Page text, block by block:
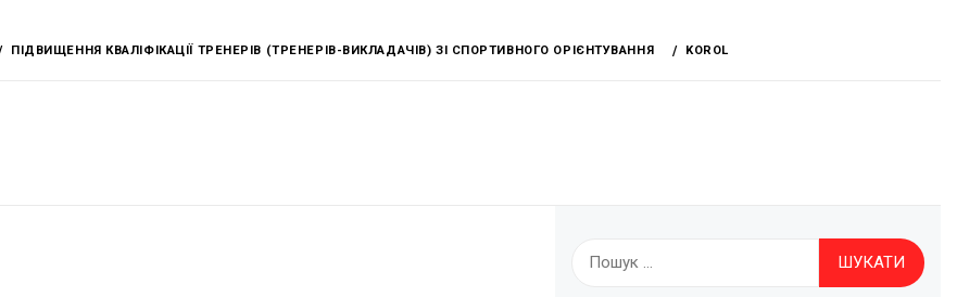
ПІДВИЩЕННЯ КВАЛІФІКАЦІЇ ТРЕНЕРІВ (ТРЕНЕРІВ-ВИКЛАДАЧІВ) ЗІ СПОРТИВНОГО ОРІЄНТУВАННЯ KOROL